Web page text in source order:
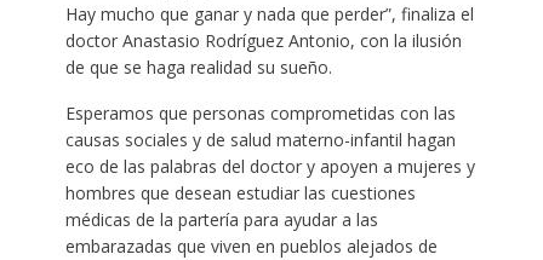
Hay mucho que ganar y nada que perder”, finaliza el
doctor Anastasio Rodríguez Antonio, con la ilusión
de que se haga realidad su sueño.
Esperamos que personas comprometidas con las
causas sociales y de salud materno-infantil hagan
eco de las palabras del doctor y apoyen a mujeres y
hombres que desean estudiar las cuestiones
médicas de la partería para ayudar a las
embarazadas que viven en pueblos alejados de